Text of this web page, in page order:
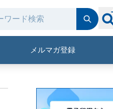
メルマガ登録